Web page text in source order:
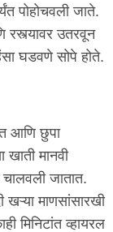
पोहोचवली जाते.
रस्त्यावर उतरवून
घडवणे सोपे होते.
आणि छुपा
खाती मानवी
चालवली जातात.
खऱ्या माणसांसारखी
मिनिटांत व्हायरल